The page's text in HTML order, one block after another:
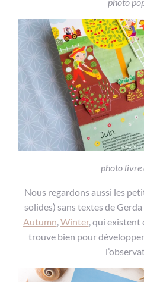
photo livre
Nous regardons aussi les
solides) sans textes de
Autumn,Winter, qui existent
trouve bien pour